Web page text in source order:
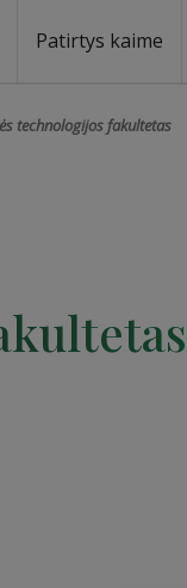
Patirtys kaime
technologijos fakultetas